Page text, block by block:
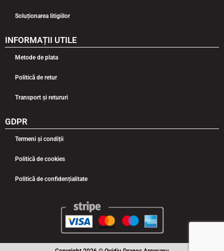
Soluționarea litigiilor
INFORMAȚII UTILE
Metode de plata
Politică de retur
Transport și retururi
GDPR
Termeni și condiții
Politică de cookies
Politică de confidențialitate